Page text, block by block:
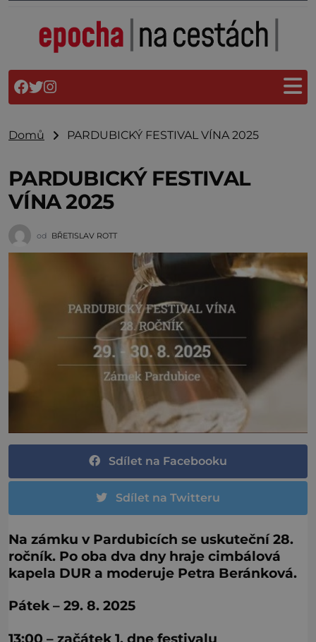
Domů PARDUBICKÝ FESTIVAL VÍNA 2025
PARDUBICKÝ FESTIVAL
VÍNA 2025
od BŘETISLAV ROTT
Sdílet na Facebooku
Sdílet na Twitteru
Na zámku v Pardubicích se uskuteční 28.
ročník. Po oba dva dny hraje cimbálová
kapela DUR a moderuje Petra Beránková.
Pátek – 29. 8. 2025
13:00 – začátek 1. dne festivalu